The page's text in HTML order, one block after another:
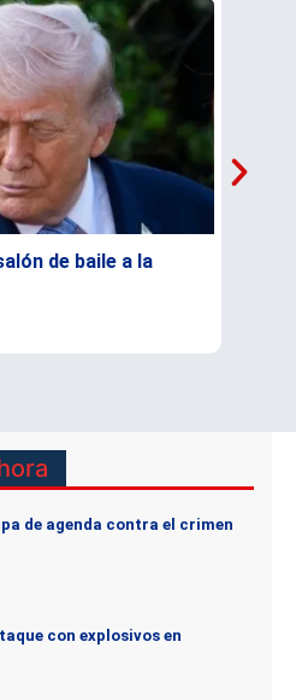
de baile a la
de agenda contra el crimen
con explosivos en